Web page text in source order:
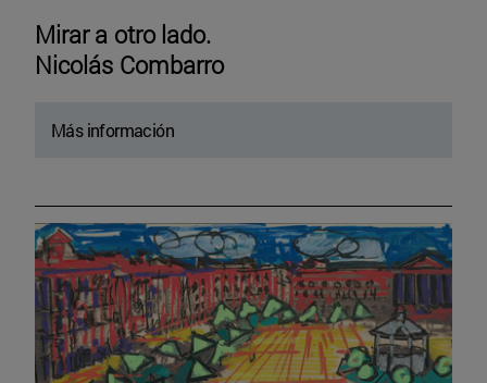
Mirar a otro lado.
Nicolás Combarro
Más información